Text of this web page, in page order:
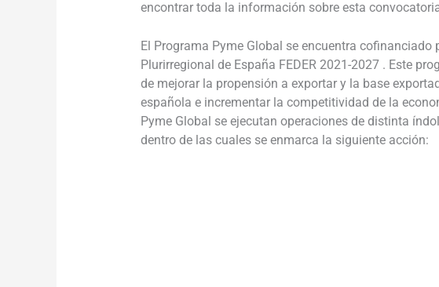
encontrar toda la información sobre esta
El Programa Pyme Global se encuentra
Plurirregional de España FEDER 2021-2027 . Este
de mejorar la propensión a exportar y la base
española e incrementar la competitividad de la
Pyme Global se ejecutan operaciones de distinta
dentro de las cuales se enmarca la siguiente acción: